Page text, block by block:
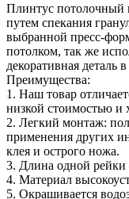
Плинтус потолочный
путем спекания
выбранной пресс-
потолком, так же
декоративная деталь
Преимущества:
1. Наш товар
низкой стоимостью и
2. Легкий монтаж:
применения других
клея и острого ножа.
3. Длина одной рейки
4. Материал
5. Окрашивается